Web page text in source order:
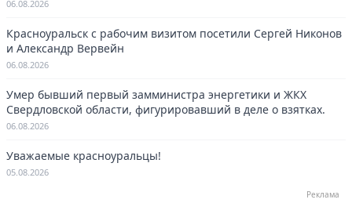
06.08.2026
Красноуральск с рабочим визитом посетили Сергей Никонов
и Александр Вервейн
06.08.2026
Умер бывший первый замминистра энергетики и ЖКХ
Свердловской области, фигурировавший в деле о взятках.
06.08.2026
Уважаемые красноуральцы!
05.08.2026
Реклама